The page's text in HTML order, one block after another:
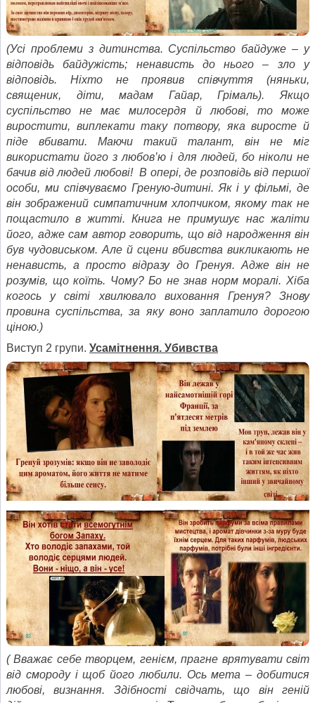
(Усі проблеми з дитинства. Суспільство байдуже – у
відповідь байдужість; ненависть до нього – зло у
відповідь. Ніхто не проявив співчуття (няньки,
священик, діти, мадам Гайар, Грімаль). Якщо
суспільство не має милосердя й любові, то може
виростити, виплекати таку потвору, яка виросте й
піде вбивати. Маючи такий талант, він не міг
використати його з любов’ю і для людей, бо ніколи не
бачив від людей любові! В опері, де розповідь від першої
особи, ми співчуваємо Греную-дитині. Як і у фільмі, де
він зображений симпатичним хлопчиком, якому так не
пощастило в житті. Книга не примушує нас жаліти
його, адже сам автор говорить, що від народження він
був чудовиськом. Але й сцени вбивства викликають не
ненависть, а просто відразу до Гренуя. Адже він не
розумів, що коїть. Чому? Бо не знав норм моралі. Хіба
когось у світі хвилювало виховання Гренуя? Знову
провина суспільства, за яку воно заплатило дорогою
ціною.)
Виступ 2 групи. Усамітнення. Убивства
( Вважає себе творцем, генієм, прагне врятувати світ
від смороду і щоб його любили. Ось мета – добитися
любові, визнання. Здібності свідчать, що він геній